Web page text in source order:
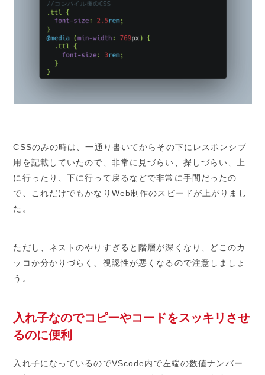
CSSのみの時は、一通り書いてからその下にレスポンシブ
用を記載していたので、非常に見づらい、探しづらい、上
に行ったり、下に行って戻るなどで非常に手間だったの
で、これだけでもかなりWeb制作のスピードが上がりまし
た。
ただし、ネストのやりすぎると階層が深くなり、どこのカ
ッコか分かりづらく、視認性が悪くなるので注意しましょ
う。
入れ子なのでコピーやコードをスッキリさせ
るのに便利
入れ子になっているのでVScode内で左端の数値ナンバー